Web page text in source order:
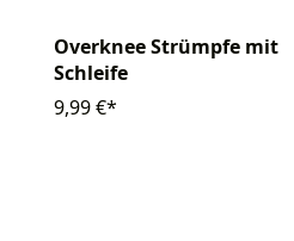
Overknee Strümpfe mit
Schleife
9,99 €*